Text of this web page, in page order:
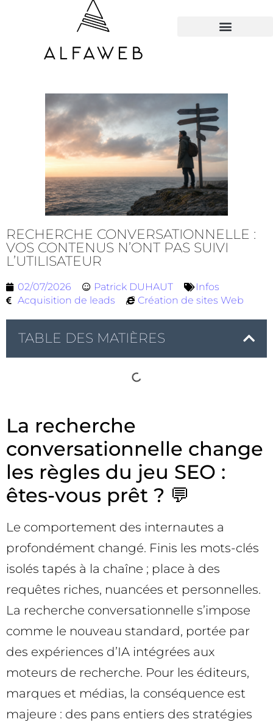
RECHERCHE CONVERSATIONNELLE :
VOS CONTENUS N’ONT PAS SUIVI
L’UTILISATEUR
02/07/2026 Patrick DUHAUT
Infos
Acquisition de leads
Création de sites Web
TABLE DES MATIÈRES
La recherche
conversationnelle change
les règles du jeu SEO :
êtes-vous prêt ? 💬
Le comportement des internautes a
profondément changé. Finis les mots-clés
isolés tapés à la chaîne ; place à des
requêtes riches, nuancées et personnelles.
La recherche conversationnelle s’impose
comme le nouveau standard, portée par
des expériences d’IA intégrées aux
moteurs de recherche. Pour les éditeurs,
marques et médias, la conséquence est
majeure : des pans entiers des stratégies